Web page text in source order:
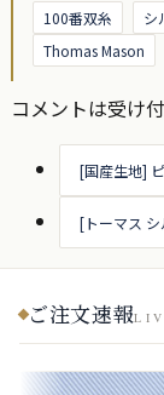
100番双糸
シ
Thomas Mason
コメントは受け
[国産生地]
[トーマス
ご注文速報